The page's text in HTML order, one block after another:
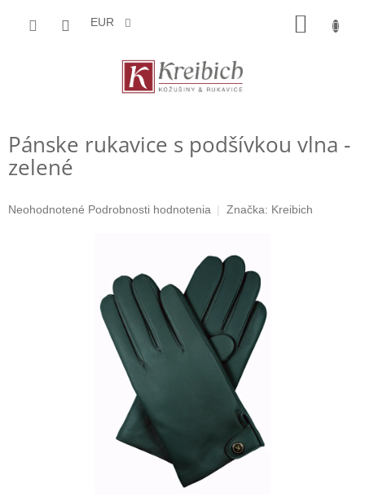
EUR
Pánske rukavice s podšívkou vlna -
zelené
Priemerné
Neohodnotené Podrobnosti hodnotenia Značka: Kreibich